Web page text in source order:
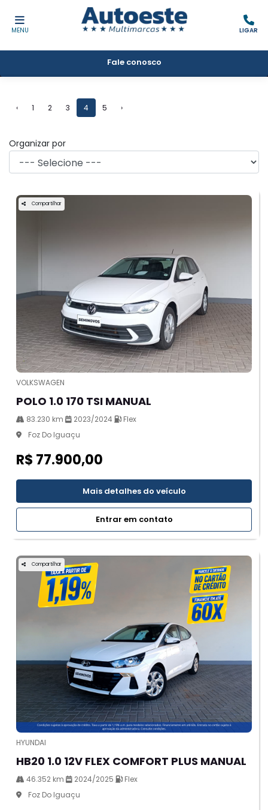
MENU LIGAR
Fale conosco
‹ 1 2 3 4 5 ›
Filtrar
Organizar por
Compartilhar
VOLKSWAGEN
POLO 1.0 170 TSI MANUAL
83.230 km 2023/2024
Flex
Foz Do Iguaçu
R$ 77.900,00
Mais detalhes do veículo
Entrar em contato
Compartilhar
HYUNDAI
HB20 1.0 12V FLEX COMFORT PLUS MANUAL
46.352 km 2024/2025
Flex
Foz Do Iguaçu